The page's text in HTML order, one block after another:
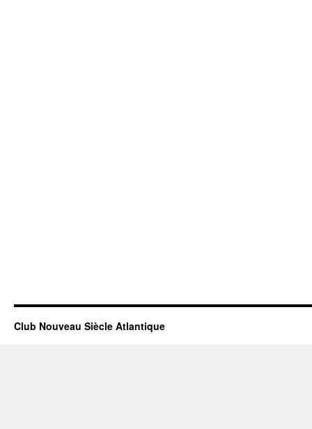
Club Nouveau Siècle Atlantique